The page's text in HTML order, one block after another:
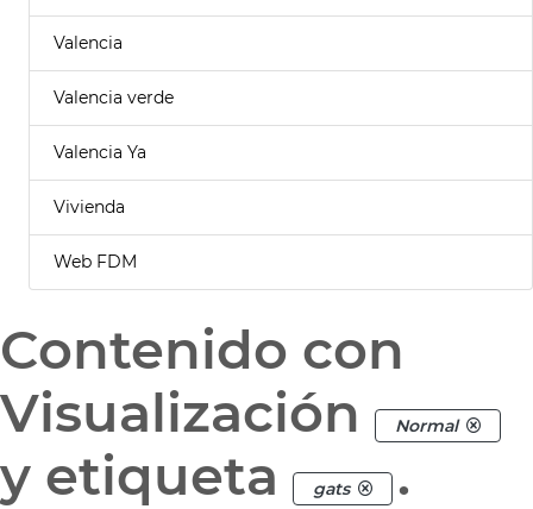
Valencia
Valencia verde
Valencia Ya
Vivienda
Web FDM
Contenido con
Visualización
Normal
y etiqueta gats .